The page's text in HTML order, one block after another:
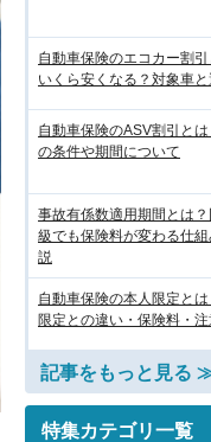
自動車保険のエコカー割引
いくら安くなる？対象車
自動車保険のASV割引とは
の条件や期間について
事故有係数適用期間とは
級でも保険料が変わる仕
説
自動車保険の本人限定と
限定との違い・保険料・
記事をもっと見る
特集カテゴリ一覧